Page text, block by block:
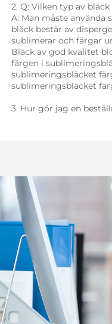
2. Q: Vilken typ av bläck
A: Man måste använda
bläck består av
sublimerar och färgar
Bläck av god kvalitet
färgen i
sublimeringsbläcket
sublimeringsbläcket
3. Hur gör jag en